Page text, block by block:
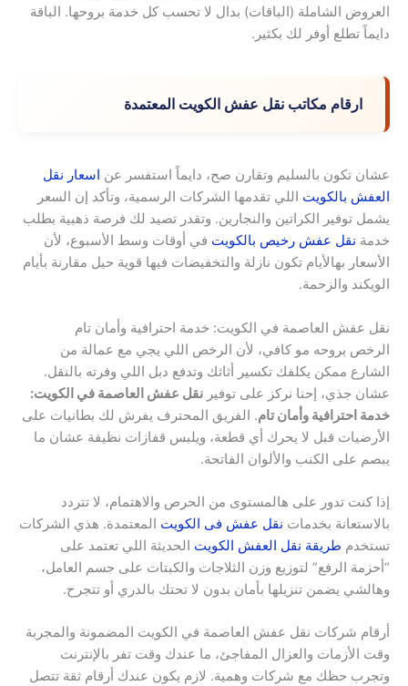
العروض الشاملة (الباقات) بدال لا تحسب كل خدمة بروحها. الباقة
دايماً تطلع أوفر لك بكثير.
ارقام مكاتب نقل عفش الكويت المعتمدة
عشان تكون بالسليم وتقارن صح، دايماً استفسر عن اسعار نقل
العفش بالكويت اللي تقدمها الشركات الرسمية، وتأكد إن السعر
يشمل توفير الكراتين والنجارين. وتقدر تصيد لك فرصة ذهبية بطلب
خدمة نقل عفش رخيص بالكويت في أوقات وسط الأسبوع، لأن
الأسعار بهالأيام تكون نازلة والتخفيضات فيها قوية حيل مقارنة بأيام
الويكند والزحمة.
نقل عفش العاصمة في الكويت: خدمة احترافية وأمان تام
الرخص بروحه مو كافي، لأن الرخص اللي يجي مع عمالة من
الشارع ممكن يكلفك تكسير أثاثك وتدفع دبل اللي وفرته بالنقل.
عشان جذي، إحنا نركز على توفير نقل عفش العاصمة في الكويت:
خدمة احترافية وأمان تام. الفريق المحترف يفرش لك بطانيات على
الأرضيات قبل لا يحرك أي قطعة، ويلبس قفازات نظيفة عشان ما
يبصم على الكنب والألوان الفاتحة.
إذا كنت تدور على هالمستوى من الحرص والاهتمام، لا تتردد
بالاستعانة بخدمات نقل عفش فى الكويت المعتمدة. هذي الشركات
تستخدم طريقة نقل العفش الكويت الحديثة اللي تعتمد على
“أحزمة الرفع” لتوزيع وزن الثلاجات والكبتات على جسم العامل،
وهالشي يضمن تنزيلها بأمان بدون لا تحتك بالدري أو تتجرح.
أرقام شركات نقل عفش العاصمة في الكويت المضمونة والمجربة
وقت الأزمات والعزال المفاجئ، ما عندك وقت تفر بالإنترنت
وتجرب حظك مع شركات وهمية. لازم يكون عندك أرقام ثقة تتصل